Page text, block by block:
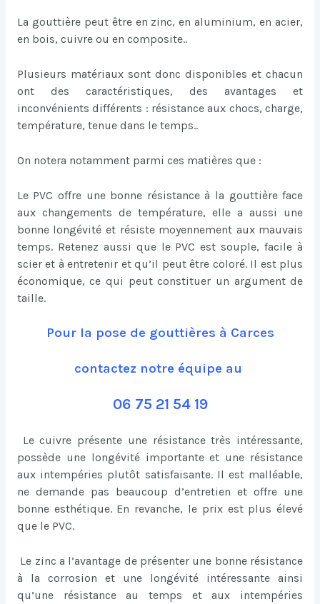
La gouttière peut être en zinc, en aluminium, en acier,
en bois, cuivre ou en composite..
Plusieurs matériaux sont donc disponibles et chacun
ont des caractéristiques, des avantages et
inconvénients différents : résistance aux chocs, charge,
température, tenue dans le temps..
On notera notamment parmi ces matières que :
Le PVC offre une bonne résistance à la gouttière face
aux changements de température, elle a aussi une
bonne longévité et résiste moyennement aux mauvais
temps. Retenez aussi que le PVC est souple, facile à
scier et à entretenir et qu’il peut être coloré. Il est plus
économique, ce qui peut constituer un argument de
taille.
Pour la pose de gouttières à Carces
contactez notre équipe au
06 75 21 54 19
Le cuivre présente une résistance très intéressante,
possède une longévité importante et une résistance
aux intempéries plutôt satisfaisante. Il est malléable,
ne demande pas beaucoup d’entretien et offre une
bonne esthétique. En revanche, le prix est plus élevé
que le PVC.
Le zinc a l’avantage de présenter une bonne résistance
à la corrosion et une longévité intéressante ainsi
qu’une résistance au temps et aux intempéries